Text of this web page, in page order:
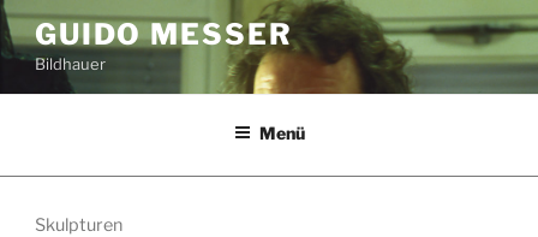
Zum
Inhalt
springen
GUIDO MESSER
Bildhauer
Menü
Skulpturen